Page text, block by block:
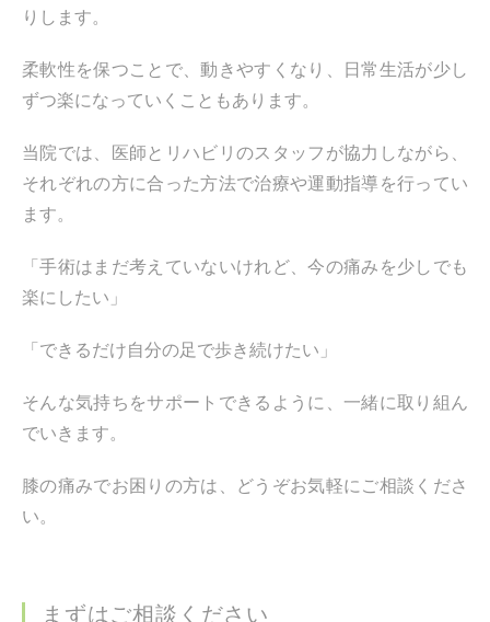
りします。
柔軟性を保つことで、動きやすくなり、日常生活が少し
ずつ楽になっていくこともあります。
当院では、医師とリハビリのスタッフが協力しながら、
それぞれの方に合った方法で治療や運動指導を行ってい
ます。
「手術はまだ考えていないけれど、今の痛みを少しでも
楽にしたい」
「できるだけ自分の足で歩き続けたい」
そんな気持ちをサポートできるように、一緒に取り組ん
でいきます。
膝の痛みでお困りの方は、どうぞお気軽にご相談くださ
い。
まずはご相談ください